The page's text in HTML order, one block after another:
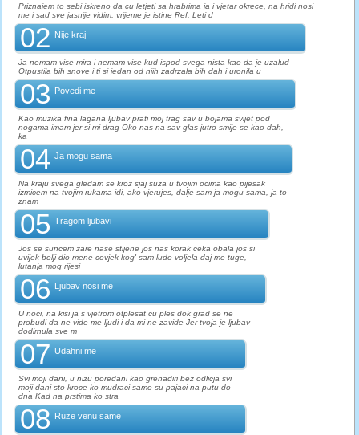
Priznajem to sebi iskreno da cu letjeti sa hrabrima ja i vjetar okrece, na hridi nosi
me i sad sve jasnije vidim, vrijeme je istine Ref. Leti d
02 Nije kraj
Ja nemam vise mira i nemam vise kud ispod svega nista kao da je uzalud
Otpustila bih snove i ti si jedan od njih zadrzala bih dah i uronila u
03 Povedi me
Kao muzika fina lagana ljubav prati moj trag sav u bojama svijet pod
nogama imam jer si mi drag Oko nas na sav glas jutro smije se kao dah,
ka
04 Ja mogu sama
Na kraju svega gledam se kroz sjaj suza u tvojim ocima kao pijesak
izmicem na tvojim rukama idi, ako vjerujes, dalje sam ja mogu sama, ja to
znam
05 Tragom ljubavi
Jos se suncem zare nase stijene jos nas korak ceka obala jos si
uvijek bolji dio mene covjek kog' sam ludo voljela daj me tuge,
lutanja mog rijesi
06 Ljubav nosi me
U noci, na kisi ja s vjetrom otplesat cu ples dok grad se ne
probudi da ne vide me ljudi i da mi ne zavide Jer tvoja je ljubav
dodirnula sve m
07 Udahni me
Svi moji dani, u nizu poredani kao grenadiri bez odlicja svi
moji dani sto kroce ko mudraci samo su pajaci na putu do
dna Kad na prstima ko stra
08 Ruze venu same